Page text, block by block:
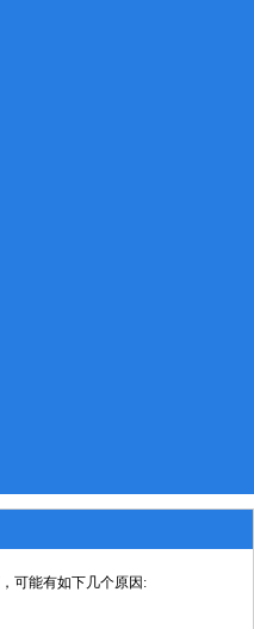
可能有如下几个原因: